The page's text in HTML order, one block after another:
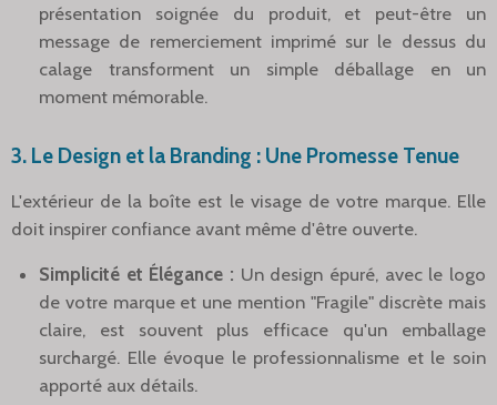
présentation soignée du produit, et peut-être un
message de remerciement imprimé sur le dessus du
calage transforment un simple déballage en un
moment mémorable.
3. Le Design et la Branding : Une Promesse Tenue
L'extérieur de la boîte est le visage de votre marque. Elle
doit inspirer confiance avant même d'être ouverte.
Simplicité et Élégance : Un design épuré, avec le logo
de votre marque et une mention "Fragile" discrète mais
claire, est souvent plus efficace qu'un emballage
surchargé. Elle évoque le professionnalisme et le soin
apporté aux détails.